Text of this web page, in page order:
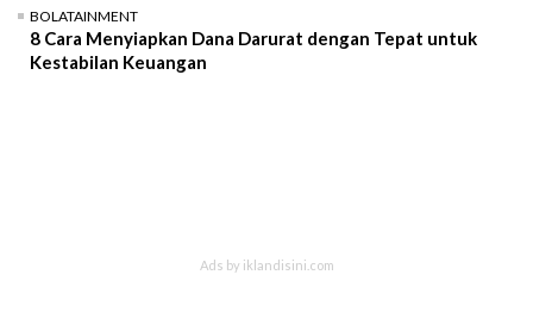
BOLATAINMENT
8 Cara Menyiapkan Dana Darurat dengan Tepat untuk
Kestabilan Keuangan